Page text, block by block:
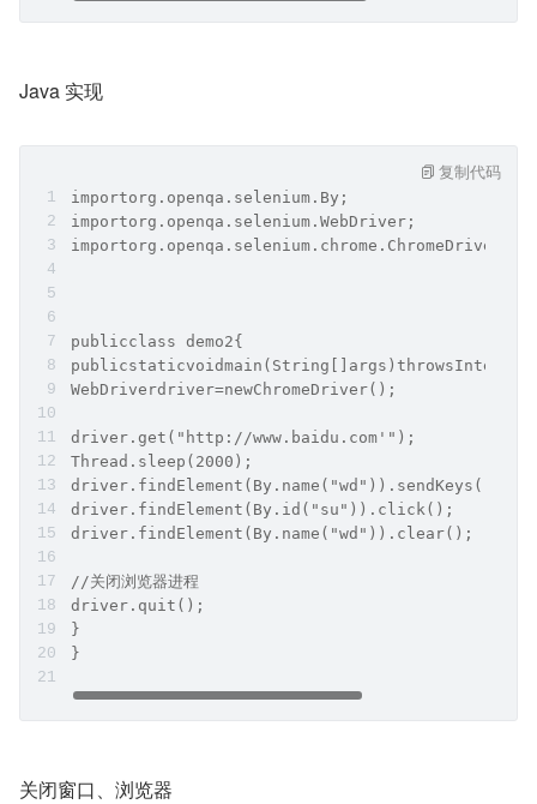
Java 实现
importorg.openqa.selenium.By;
importorg.openqa.selenium.WebDriver;
importorg.openqa.selenium.chrome.ChromeDriver;
publicclass demo2{
WebDriverdriver=newChromeDriver();
driver.get("http://www.baidu.com'");
Thread.sleep(2000);
driver.findElement(By.name("wd")).sendKeys("霍格沃
driver.findElement(By.id("su")).click();
driver.findElement(By.name("wd")).clear();
//关闭浏览器进程
driver.quit();
}
}
复制代码
关闭窗口、浏览器